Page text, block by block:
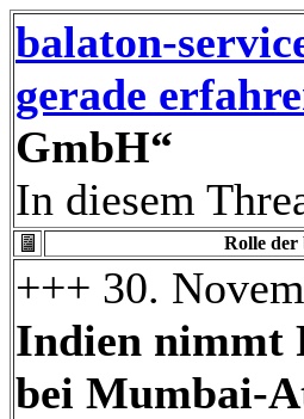
balaton-
gerade
GmbH“
In diesem
Rolle der
+++ 30.
Indien nimmt
bei Mumbai-